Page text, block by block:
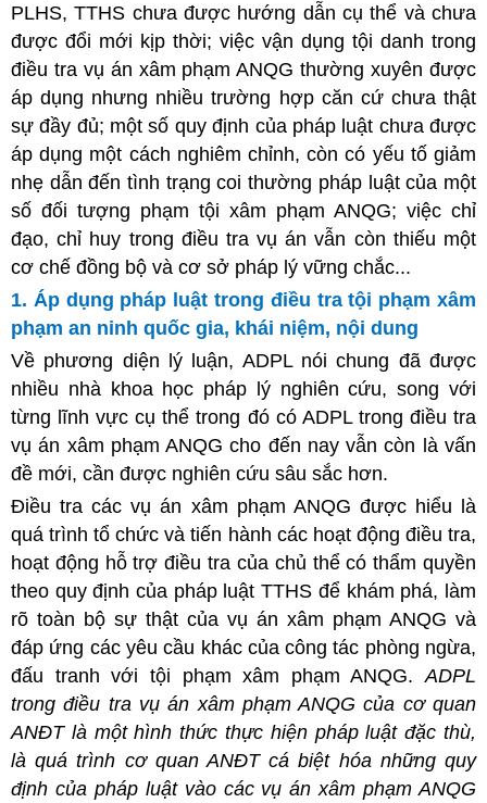
PLHS, TTHS chưa được hướng dẫn cụ thể và chưa
được đổi mới kịp thời; việc vận dụng tội danh trong
điều tra vụ án xâm phạm ANQG thường xuyên được
áp dụng nhưng nhiều trường hợp căn cứ chưa thật
sự đầy đủ; một số quy định của pháp luật chưa được
áp dụng một cách nghiêm chỉnh, còn có yếu tố giảm
nhẹ dẫn đến tình trạng coi thường pháp luật của một
số đối tượng phạm tội xâm phạm ANQG; việc chỉ
đạo, chỉ huy trong điều tra vụ án vẫn còn thiếu một
cơ chế đồng bộ và cơ sở pháp lý vững chắc...
1. Áp dụng pháp luật trong điều tra tội phạm xâm
phạm an ninh quốc gia, khái niệm, nội dung
Về phương diện lý luận, ADPL nói chung đã được
nhiều nhà khoa học pháp lý nghiên cứu, song với
từng lĩnh vực cụ thể trong đó có ADPL trong điều tra
vụ án xâm phạm ANQG cho đến nay vẫn còn là vấn
đề mới, cần được nghiên cứu sâu sắc hơn.
Điều tra các vụ án xâm phạm ANQG được hiểu là
quá trình tổ chức và tiến hành các hoạt động điều tra,
hoạt động hỗ trợ điều tra của chủ thể có thẩm quyền
theo quy định của pháp luật TTHS để khám phá, làm
rõ toàn bộ sự thật của vụ án xâm phạm ANQG và
đáp ứng các yêu cầu khác của công tác phòng ngừa,
đấu tranh với tội phạm xâm phạm ANQG. ADPL
trong điều tra vụ án xâm phạm ANQG của cơ quan
ANĐT là một hình thức thực hiện pháp luật đặc thù,
là quá trình cơ quan ANĐT cá biệt hóa những quy
định của pháp luật vào các vụ án xâm phạm ANQG